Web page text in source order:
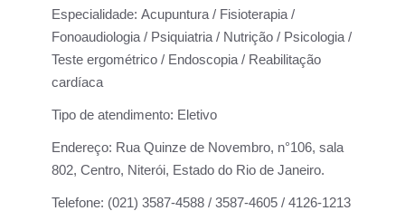
Especialidade: Acupuntura / Fisioterapia /
Fonoaudiologia / Psiquiatria / Nutrição / Psicologia /
Teste ergométrico / Endoscopia / Reabilitação
cardíaca
Tipo de atendimento: Eletivo
Endereço: Rua Quinze de Novembro, n°106, sala
802, Centro, Niterói, Estado do Rio de Janeiro.
Telefone: (021) 3587-4588 / 3587-4605 / 4126-1213